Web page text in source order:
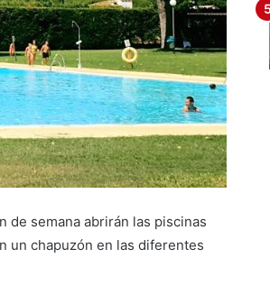
de semana abrirán las piscinas
un chapuzón en las diferentes